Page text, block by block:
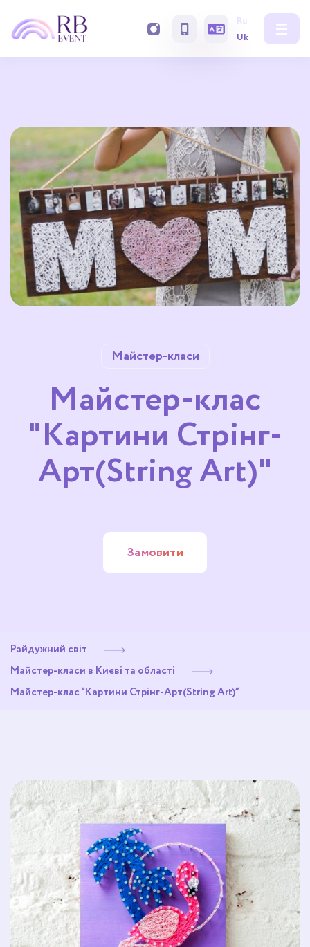
Ru
Uk
Майстер-класи
Майстер-клас
"Картини Стрінг-
Арт(String Art)"
Замовити
Райдужний світ
Майстер-класи в Києві та області
Майстер-клас “Картини Стрінг-Арт(String Art)”